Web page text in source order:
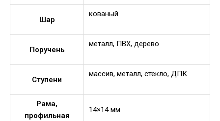
Шар
кованый
Поручень
металл, ПВХ, дерево
Ступени
массив, металл, стекло, ДПК
Рама,
профильная
14×14 мм